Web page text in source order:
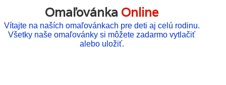
Omaľovánka Online
Vítajte na naších omaľovánkach pre deti aj celú rodinu.
Všetky naše omaľovánky si môžete zadarmo vytlačiť
alebo uložiť.